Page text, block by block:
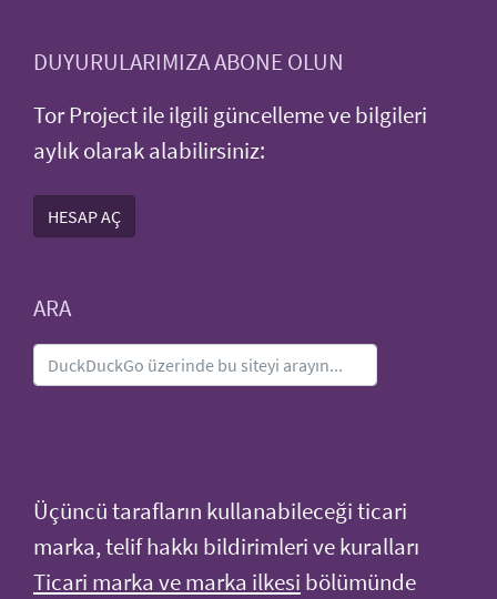
DUYURULARIMIZA ABONE OLUN
Tor Project ile ilgili güncelleme ve bilgileri
aylık olarak alabilirsiniz:
HESAP AÇ
ARA
Üçüncü tarafların kullanabileceği ticari
marka, telif hakkı bildirimleri ve kuralları
Ticari marka ve marka ilkesi bölümünde